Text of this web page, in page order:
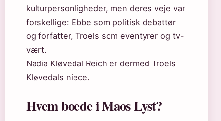
kulturpersonligheder, men deres veje var
forskellige: Ebbe som politisk debattør
og forfatter, Troels som eventyrer og tv-
vært.
Nadia Kløvedal Reich er dermed Troels
Kløvedals niece.
Hvem boede i Maos Lyst?